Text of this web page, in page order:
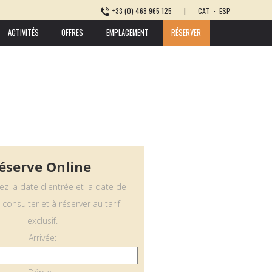
+33 (0) 468 965 125 | CAT ·ESP
ACTIVITÉS OFFRES EMPLACEMENT RÉSERVER
Online
la date d'entrée et la date de
et à réserver au tarif
exclusif.
Arrivée: